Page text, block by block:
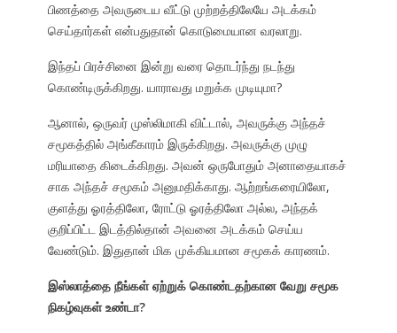
பிணத்தை அவருடைய வீட்டு முற்றத்திலேயே அடக்கம்
செய்தார்கள் என்பதுதான் கொடுமையான வரலாறு.
இந்தப் பிரச்சினை இன்று வரை தொடர்ந்து நடந்து
கொண்டிருக்கிறது. யாராவது மறுக்க முடியுமா?
ஆனால், ஒருவர் முஸ்லிமாகி விட்டால், அவருக்கு அந்தச்
சமூகத்தில் அங்கீகாரம் இருக்கிறது. அவருக்கு முழு
மரியாதை கிடைக்கிறது. அவன் ஒருபோதும் அனாதையாகச்
சாக அந்தச் சமூகம் அனுமதிக்காது. ஆற்றங்கரையிலோ,
குளத்து ஓரத்திலோ, ரோட்டு ஓரத்திலோ அல்ல, அந்தக்
குறிப்பிட்ட இடத்தில்தான் அவனை அடக்கம் செய்ய
வேண்டும். இதுதான் மிக முக்கியமான சமூகக் காரணம்.
இஸ்லாத்தை நீங்கள் ஏற்றுக் கொண்டதற்கான வேறு சமூக
நிகழ்வுகள் உண்டா?